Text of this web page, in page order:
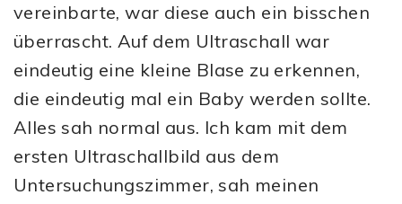
vereinbarte, war diese auch ein bisschen
überrascht. Auf dem Ultraschall war
eindeutig eine kleine Blase zu erkennen,
die eindeutig mal ein Baby werden sollte.
Alles sah normal aus. Ich kam mit dem
ersten Ultraschallbild aus dem
Untersuchungszimmer, sah meinen